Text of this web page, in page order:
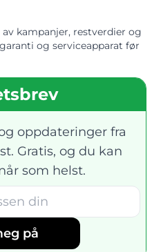
kampanjer, restverdier og
og serviceapparat før
oppdateringer fra
Gratis, og du kan
som helst.
på